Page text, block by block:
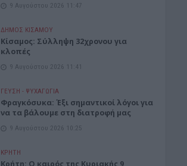
9 Αυγούστου 2026 11:47
ΔΉΜΟΣ ΚΙΣΆΜΟΥ
Κίσαμος: Σύλληψη 32χρονου για
κλοπές
9 Αυγούστου 2026 11:41
ΓΕΎΣΗ - ΨΥΧΑΓΩΓΊΑ
Φραγκόσυκα: Έξι σημαντικοί λόγοι για
να τα βάλουμε στη διατροφή μας
9 Αυγούστου 2026 10:25
ΚΡΗΤΗ
Κρήτη: Ο καιρός της Κυριακής 9